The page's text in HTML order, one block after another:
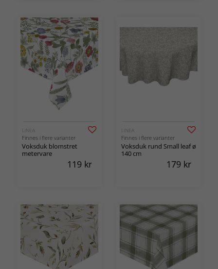
LINEA
Finnes i flere varianter
Voksduk blomstret
metervare
119 kr
LINEA
Finnes i flere varianter
Voksduk rund Small leaf ø
140 cm
179 kr